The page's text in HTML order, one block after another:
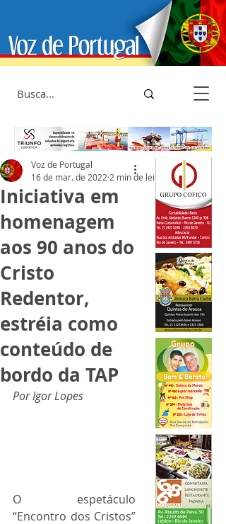
Iniciativa em
homenagem
aos 90 anos do
Cristo
Redentor,
estréia como
conteúdo de
bordo da TAP
Voz de Portugal
16 de mar. de 2022 2 min de leitura
Por Igor Lopes
O espetáculo